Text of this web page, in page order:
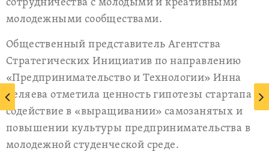
молодежными сообществами.
Общественный представитель Агентства
Стратегических Инициатив по направлению
«Предпринимательство и Технологии» Инна
Беляева отметила ценность гипотезы стартапа -
содействие в «выращивании» самозанятых и
повышении культуры предпринимательства в
молодежной студенческой среде.